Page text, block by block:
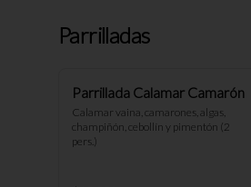
Parrilladas
Parrillada Calamar Camarón
Calamar vaina, camarones, algas,
champiñón, cebollín y pimentón (2
pers.)